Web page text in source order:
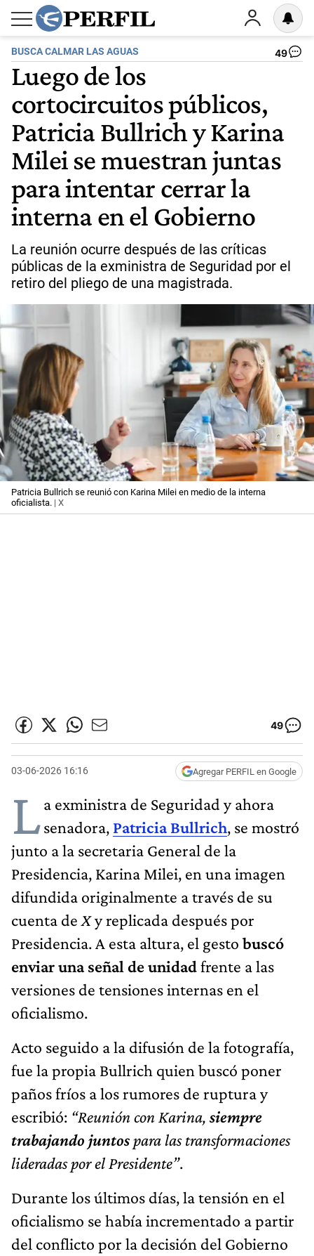
BUSCA CALMAR LAS AGUAS 49
Luego de los
cortocircuitos públicos,
Patricia Bullrich y Karina
Milei se muestran juntas
para intentar cerrar la
interna en el Gobierno
La reunión ocurre después de las críticas
públicas de la exministra de Seguridad por el
retiro del pliego de una magistrada.
Patricia Bullrich se reunió con Karina Milei en medio de la interna
oficialista. | X
49
03-06-2026 16:16 Agregar PERFIL en Google
La exministra de Seguridad y ahora
senadora, Patricia Bullrich, se mostró
junto a la secretaria General de la
Presidencia, Karina Milei, en una imagen
difundida originalmente a través de su
cuenta de Xy replicada después por
Presidencia. A esta altura, el gesto buscó
enviar una señal de unidadfrente a las
versiones de tensiones internas en el
oficialismo.
Acto seguido a la difusión de la fotografía,
fue la propia Bullrich quien buscó poner
paños fríos a los rumores de ruptura y
escribió: “Reunión con Karina, siempre
trabajando juntospara las transformaciones
lideradas por el Presidente”.
Durante los últimos días, la tensión en el
oficialismo se había incrementado a partir
del conflicto por la decisión del Gobierno